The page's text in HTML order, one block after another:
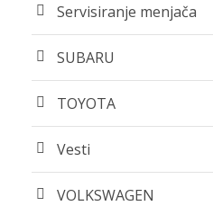
Servisiranje menjača
SUBARU
TOYOTA
Vesti
VOLKSWAGEN